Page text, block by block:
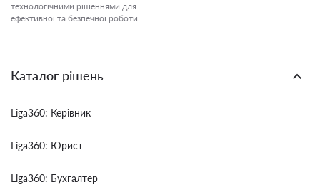
технологічними рішеннями для
ефективної та безпечної роботи.
Каталог рішень
Liga360: Керівник
Liga360: Юрист
Liga360: Бухгалтер